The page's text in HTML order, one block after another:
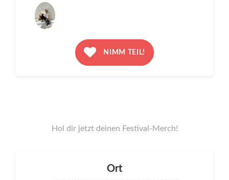
NIMM TEIL!
Hol dir jetzt deinen Festival-Merch!
Ort